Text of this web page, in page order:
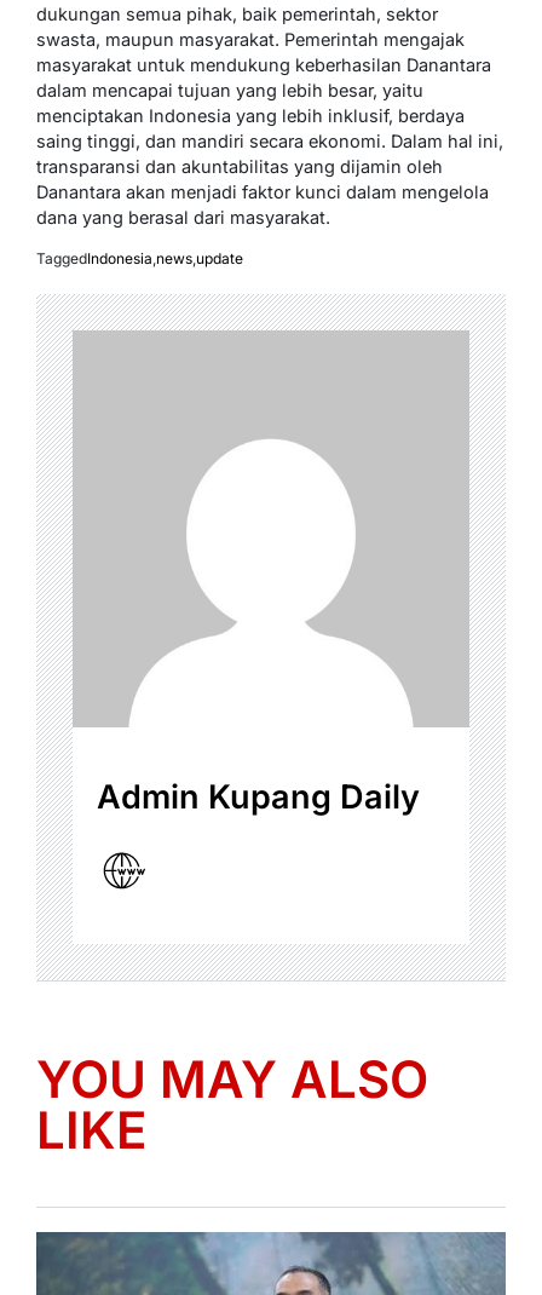
dukungan semua pihak, baik pemerintah, sektor
swasta, maupun masyarakat. Pemerintah mengajak
masyarakat untuk mendukung keberhasilan Danantara
dalam mencapai tujuan yang lebih besar, yaitu
menciptakan Indonesia yang lebih inklusif, berdaya
saing tinggi, dan mandiri secara ekonomi. Dalam hal ini,
transparansi dan akuntabilitas yang dijamin oleh
Danantara akan menjadi faktor kunci dalam mengelola
dana yang berasal dari masyarakat.
TaggedIndonesia news update
Admin Kupang Daily
YOU MAY ALSO
LIKE